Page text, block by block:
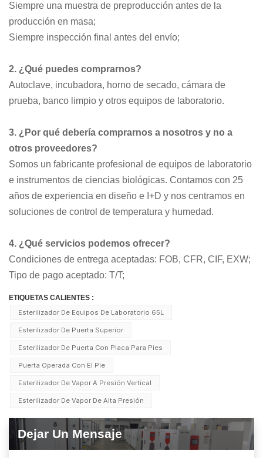
Siempre una muestra de preproducción antes de la
producción en masa;
Siempre inspección final antes del envío;
2. ¿Qué puedes comprarnos?
Autoclave, incubadora, horno de secado, cámara de
prueba, banco limpio y otros equipos de laboratorio.
3. ¿Por qué debería comprarnos a nosotros y no a
otros proveedores?
Somos un fabricante profesional de equipos de laboratorio
e instrumentos de ciencias biológicas. Contamos con 25
años de experiencia en diseño e I+D y nos centramos en
soluciones de control de temperatura y humedad.
4. ¿Qué servicios podemos ofrecer?
Condiciones de entrega aceptadas: FOB, CFR, CIF, EXW;
Tipo de pago aceptado: T/T;
ETIQUETAS CALIENTES :
Esterilizador De Equipos De Laboratorio 65L
Esterilizador De Puerta Superior
Esterilizador De Puerta Con Placa Para Pies
Puerta Operada Con El Pie
Esterilizador De Vapor A Presión Vertical
Esterilizador De Vapor De Alta Presión
Dejar Un Mensaje